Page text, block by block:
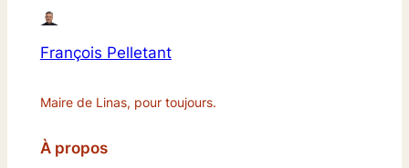
François Pelletant
Maire de Linas, pour toujours.
À propos